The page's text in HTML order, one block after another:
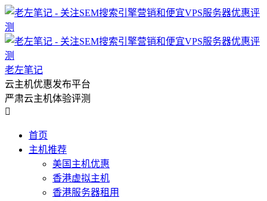
老左笔记
云主机优惠发布平台
严肃云主机体验评测

首页
主机推荐
美国主机优惠
香港虚拟主机
香港服务器租用